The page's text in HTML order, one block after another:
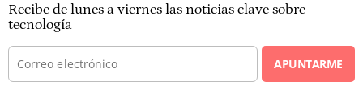
Recibe de lunes a viernes las noticias clave sobre
tecnología
APUNTARME